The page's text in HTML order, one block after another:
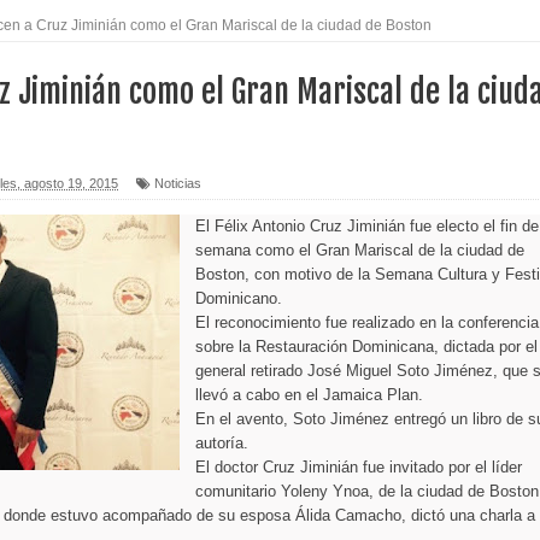
durante operativo en Moca
Capital”
dormía en local de Samaná
y suegra
mil empleos
Penal
por afirmaciones sobre comicios
herir a dos
a Cruz Jiminián como el Gran Mariscal de la ciudad de Boston
Jiminián como el Gran Mariscal de la
agosto 19, 2015 Noticias
El Félix Antonio Cruz Jiminián fue electo el fin de
semana como el Gran Mariscal de la ciudad de
Boston, con motivo de la Semana Cultura y
Dominicano.
El reconocimiento fue realizado en la conferencia
sobre la Restauración Dominicana, dictada por el
general retirado José Miguel Soto Jiménez, que
llevó a cabo en el Jamaica Plan.
En el avento, Soto Jiménez entregó un libro de
autoría.
El doctor Cruz Jiminián fue invitado por el líder
comunitario Yoleny Ynoa, de la ciudad de
estuvo acompañado de su esposa Álida Camacho, dictó una charla a